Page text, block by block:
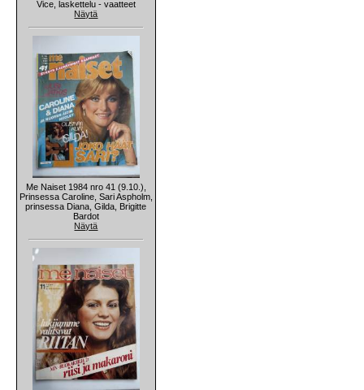
Vice, laskettelu - vaatteet
Näytä
Me Naiset 1984 nro 41 (9.10.),
Prinsessa Caroline, Sari Aspholm,
prinsessa Diana, Gilda, Brigitte
Bardot
Näytä